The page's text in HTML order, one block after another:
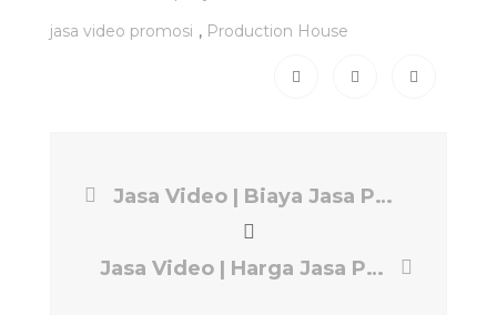
jasa video promosi , Production House
Jasa Video | Biaya Jasa Pembuatan Video Company Profile | Production House EPS PRODUCTION
Jasa Video | Harga Jasa Pembuatan Video Company Profile | Production House EPS PRODUCTION